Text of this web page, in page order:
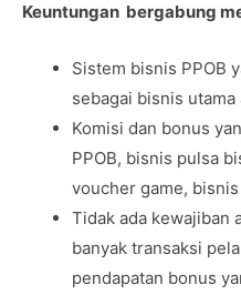
Keuntungan bergabung
Sistem bisnis PPOB
sebagai bisnis
Komisi dan bonus
PPOB, bisnis pulsa
voucher game,
Tidak ada kewajiban
banyak transaksi
pendapatan bonus